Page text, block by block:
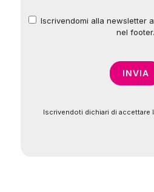
*
Iscrivendomi alla newsletter
nel footer.
Iscrivendoti dichiari di accettare